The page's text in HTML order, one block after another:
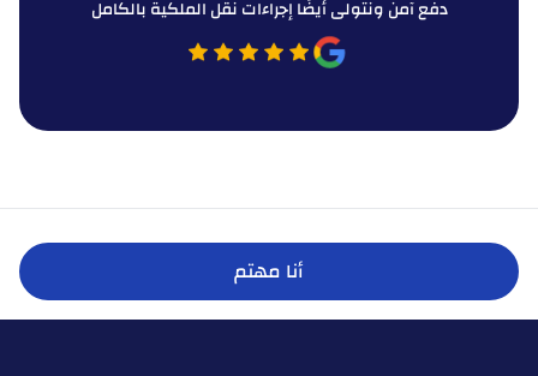
دفع آمن ونتولى أيضًا إجراءات نقل الملكية بالكامل
أنا مهتم